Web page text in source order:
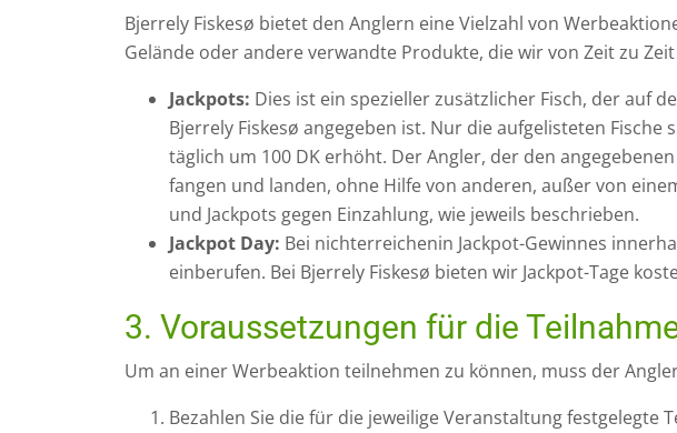
Bjerrely Fiskesø bietet den Anglern eine Vielzahl von
Gelände oder andere verwandte Produkte, die wir von Zeit zu
Jackpots: Dies ist ein spezieller zusätzlicher Fisch, der auf
Bjerrely Fiskesø angegeben ist. Nur die aufgelisteten
täglich um 100 DK erhöht. Der Angler, der den
fangen und landen, ohne Hilfe von anderen, außer von
und Jackpots gegen Einzahlung, wie jeweils beschrieben.
Jackpot Day: Bei nichterreichenin Jackpot-Gewinnes
einberufen. Bei Bjerrely Fiskesø bieten wir Jackpot-Tage
3. Voraussetzungen für die
Um an einer Werbeaktion teilnehmen zu können, muss der
Bezahlen Sie die für die jeweilige Veranstaltung festgelegte